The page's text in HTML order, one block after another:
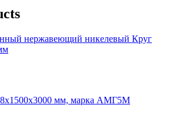
нержавеющий никелевый Круг
мм, марка АМГ5М